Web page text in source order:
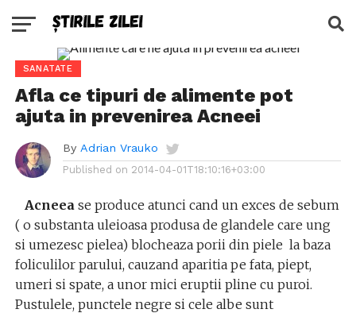
SANATATE
Afla ce tipuri de alimente pot
ajuta in prevenirea Acneei
By Adrian Vrauko
Published on 2014-04-01T18:10:16+03:00
Acneease produce atunci cand un exces de sebum
( o substanta uleioasa produsa de glandele care ung
si umezesc pielea) blocheaza porii din piele la baza
foliculilor parului, cauzand aparitia pe fata, piept,
umeri si spate, a unor mici eruptii pline cu puroi.
Pustulele, punctele negre si cele albe sunt